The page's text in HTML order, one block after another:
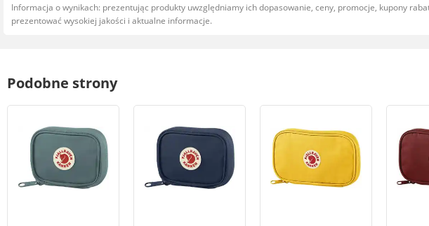
Informacja o wynikach: prezentując produkty uwzględniamy ich dopasowanie, ceny, promocje, kupony
prezentować wysokiej jakości i aktualne informacje.
Podobne strony